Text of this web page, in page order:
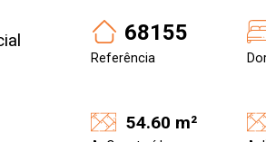
68155
Referência
54.60 m²